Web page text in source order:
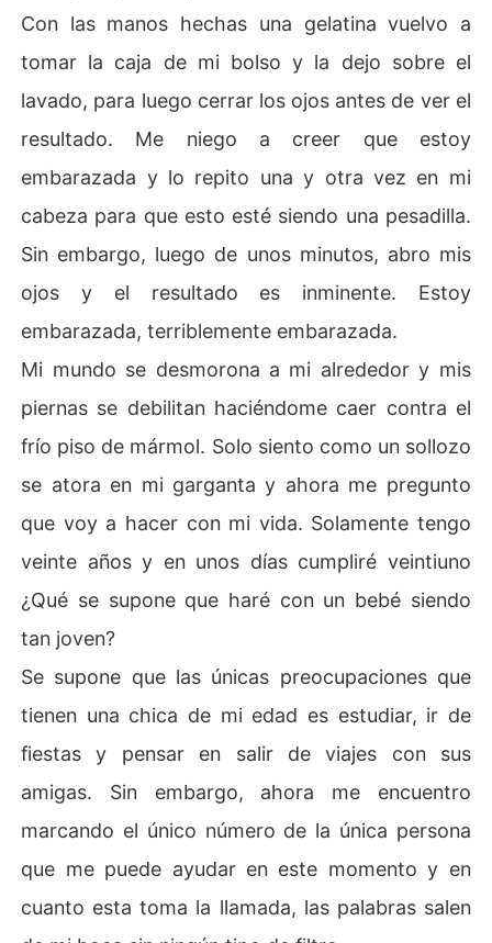
Con las manos hechas una gelatina vuelvo a
tomar la caja de mi bolso y la dejo sobre el
lavado, para luego cerrar los ojos antes de ver el
resultado. Me niego a creer que estoy
embarazada y lo repito una y otra vez en mi
cabeza para que esto esté siendo una pesadilla.
Sin embargo, luego de unos minutos, abro mis
ojos y el resultado es inminente. Estoy
embarazada, terriblemente embarazada.
Mi mundo se desmorona a mi alrededor y mis
piernas se debilitan haciéndome caer contra el
frío piso de mármol. Solo siento como un sollozo
se atora en mi garganta y ahora me pregunto
que voy a hacer con mi vida. Solamente tengo
veinte años y en unos días cumpliré veintiuno
¿Qué se supone que haré con un bebé siendo
tan joven?
Se supone que las únicas preocupaciones que
tienen una chica de mi edad es estudiar, ir de
fiestas y pensar en salir de viajes con sus
amigas. Sin embargo, ahora me encuentro
marcando el único número de la única persona
que me puede ayudar en este momento y en
cuanto esta toma la llamada, las palabras salen